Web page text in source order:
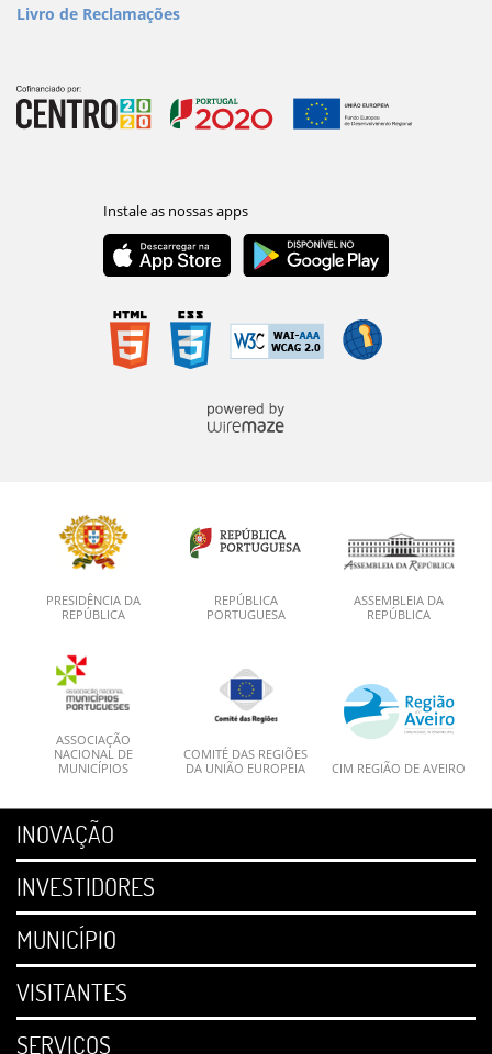
Livro de Reclamações
PRESIDÊNCIA DA
REPÚBLICA
REPÚBLICA
PORTUGUESA
ASSEMBLEIA DA
REPÚBLICA
ASSOCIAÇÃO
NACIONAL DE
MUNICÍPIOS
COMITÉ DAS REGIÕES
DA UNIÃO EUROPEIA
CIM REGIÃO DE AVEIRO
INOVAÇÃO
INVESTIDORES
MUNICÍPIO
VISITANTES
SERVIÇOS